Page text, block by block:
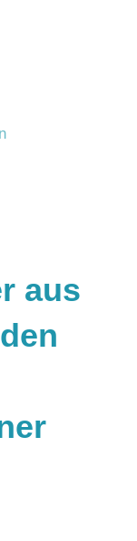
aus